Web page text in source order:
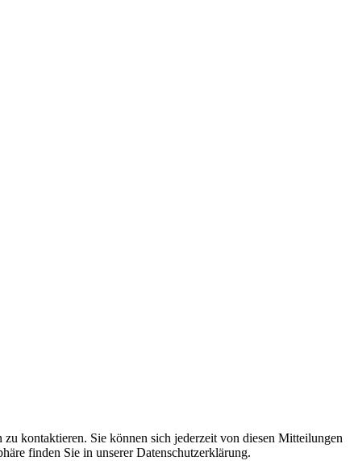
kontaktieren. Sie können sich jederzeit von diesen Mitteilungen
finden Sie in unserer Datenschutzerklärung.